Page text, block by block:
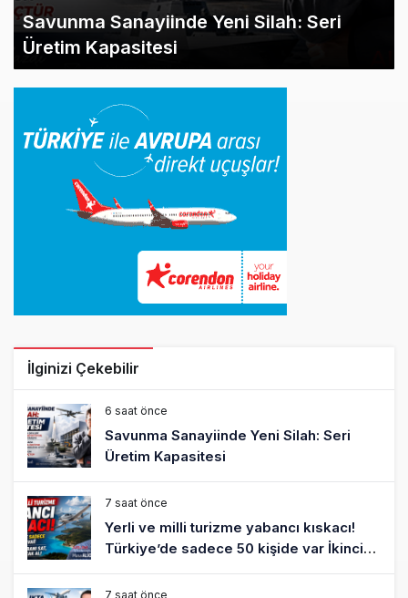
Savunma Sanayiinde Yeni Silah: Seri
Üretim Kapasitesi
İlginizi Çekebilir
6 saat önce
Savunma Sanayiinde Yeni Silah: Seri
Üretim Kapasitesi
7 saat önce
Yerli ve milli turizme yabancı kıskacı!
Türkiye’de sadece 50 kişide var İkinci
7 saat önce